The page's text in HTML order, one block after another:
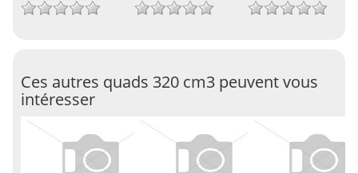
Ces autres quads 320 cm3 peuvent vous
intéresser